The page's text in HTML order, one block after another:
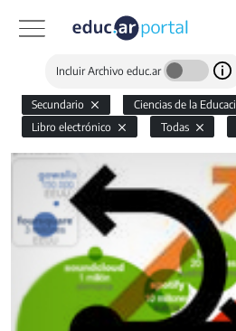
Incluir Archivo educ.ar
Secundario
Ciencias de la
Libro electrónico
Todas